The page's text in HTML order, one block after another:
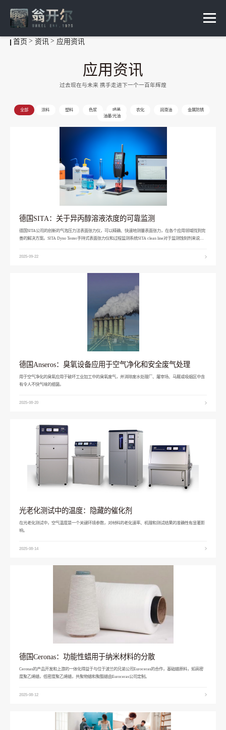
首页 资讯 应用资讯
应用资讯
过去现在与未来 携手走进下一个一百年辉煌
全部 涂料 塑料 色浆 喷墨 农化 润滑油
金属防锈
油墨/光油
德国SITA：关于异丙醇溶液浓度的可靠监测
德国SITA公司的创新的气泡压力法表面张力仪，可以精确、快速地测量表面张力，在各个应用领域找到完
善的解决方案。SITA Dyno Tester手持式表面张力仪和过程监测系统SITA clean line对于监测蚀刻剂来说，
2025-09-22
德国Anseros：臭氧设备应用于空气净化和安全废气处理
用于空气净化的臭氧应用于破坏工业加工中的臭氧废气，并消除废水处理厂、屠宰场、马厩或吸烟区中含
有令人不快气味的细菌。
2025-08-20
光老化测试中的温度：隐藏的催化剂
在光老化测试中，空气温度是一个关键环境参数，对材料的老化速率、机理和测试结果的准确性有显著影
响。
2025-08-14
德国Ceronas：功能性蜡用于纳米材料的分散
Ceronas的产品开发和上游的一体化得益于与位于波兰的兄弟公司Euroceras的合作，基础蜡原料，如高密
度聚乙烯蜡，低密度聚乙烯蜡，共聚物蜡和聚酯蜡由Euroceras公司定制。
2025-08-12